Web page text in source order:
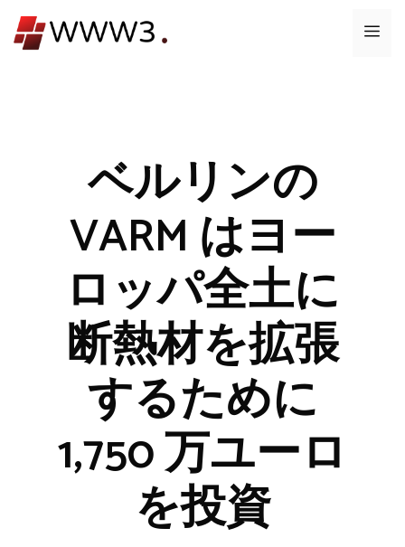
ン
メ
ベルリンの
VARM はヨー
ロッパ全土に
断熱材を拡張
するために
1,750 万ユーロ
を投資